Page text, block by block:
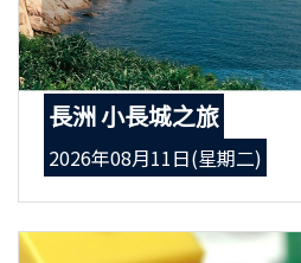
長洲 小長城之旅
2026年08月11日(星期二)